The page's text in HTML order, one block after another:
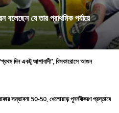
বলেছেন যে তার প্রাথমিক পর্যায়ে
দিন একটু আশাবাদী”, বিসকারোসে আগুন
সম্ভাবনা 50-50, খেলোয়াড় পুনর্নবীকরণ প্রস্তাবে